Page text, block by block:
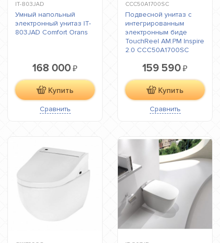
IT-803JAD
Умный напольный
электронный унитаз IT-
803JAD Comfort Orans
168 000 ₽
Купить
Сравнить
CCC50A1700SC
Подвесной унитаз с
интегрированным
электронным биде
TouchReel AM.PM Inspire
2.0 CCC50A1700SC
159 590 ₽
Купить
Сравнить